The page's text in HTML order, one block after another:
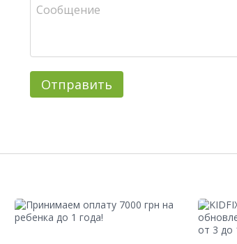
Отправить